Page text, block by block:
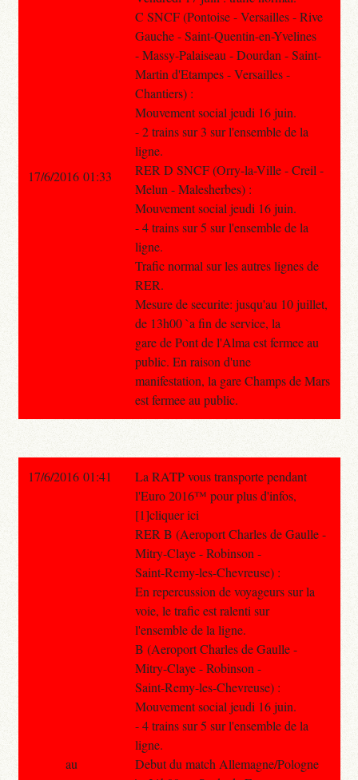
C SNCF (Pontoise - Versailles - Rive
Gauche - Saint-Quentin-en-Yvelines
- Massy-Palaiseau - Dourdan - Saint-
Martin d'Etampes - Versailles -
Chantiers) :
Mouvement social jeudi 16 juin.
- 2 trains sur 3 sur l'ensemble de la
ligne.
RER D SNCF (Orry-la-Ville - Creil -
Melun - Malesherbes) :
Mouvement social jeudi 16 juin.
- 4 trains sur 5 sur l'ensemble de la
ligne.
Trafic normal sur les autres lignes de
RER.
Mesure de securite: jusqu'au 10 juillet,
de 13h00 `a fin de service, la
gare de Pont de l'Alma est fermee au
public. En raison d'une
manifestation, la gare Champs de Mars
est fermee au public.
17/6/2016 01:33
17/6/2016 01:41
La RATP vous transporte pendant
l'Euro 2016™ pour plus d'infos,
[1]cliquer ici
RER B (Aeroport Charles de Gaulle -
Mitry-Claye - Robinson -
Saint-Remy-les-Chevreuse) :
En repercussion de voyageurs sur la
voie, le trafic est ralenti sur
l'ensemble de la ligne.
B (Aeroport Charles de Gaulle -
Mitry-Claye - Robinson -
Saint-Remy-les-Chevreuse) :
Mouvement social jeudi 16 juin.
- 4 trains sur 5 sur l'ensemble de la
ligne.
Debut du match Allemagne/Pologne
au